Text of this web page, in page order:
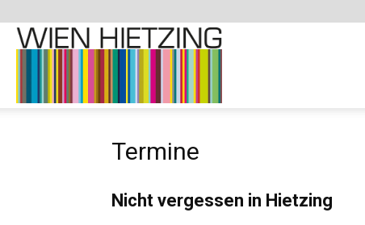
Termine
Nicht vergessen in Hietzing